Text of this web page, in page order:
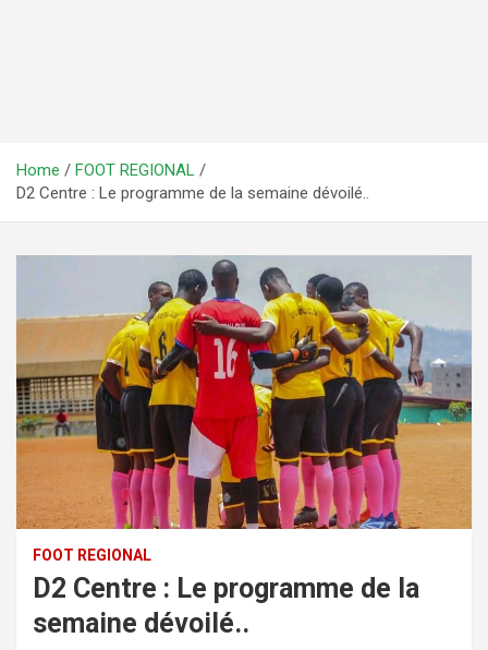
Home
FOOT REGIONAL
D2 Centre : Le programme de la semaine dévoilé..
FOOT REGIONAL
D2 Centre : Le programme de la
semaine dévoilé..